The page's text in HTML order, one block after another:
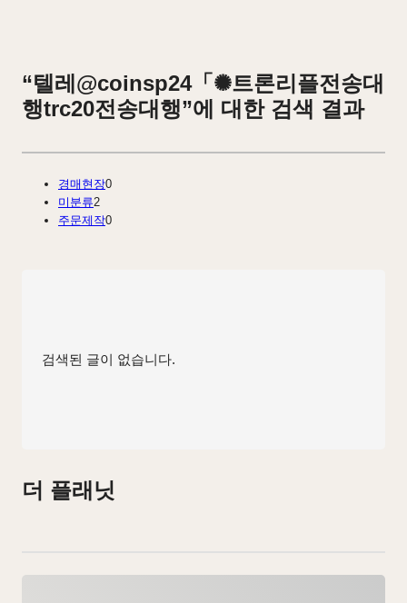
“텔레@coinsp24「✺트론리플전송대
행trc20전송대행”에 대한 검색 결과
경매현장0
미분류2
주문제작0
검색된 글이 없습니다.
더 플래닛